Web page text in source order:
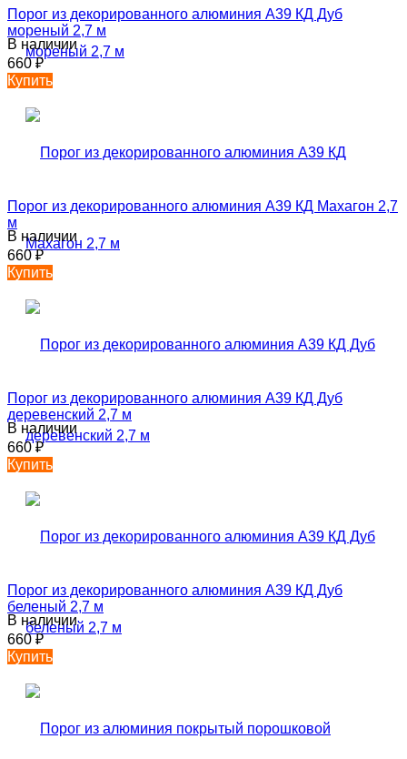
Порог из декорированного алюминия А39 КД Дуб
мореный 2,7 м
В наличии
660₽
Купить
Порог из декорированного алюминия А39 КД Махагон 2,7
м
В наличии
660₽
Купить
Порог из декорированного алюминия А39 КД Дуб
деревенский 2,7 м
В наличии
660₽
Купить
Порог из декорированного алюминия А39 КД Дуб
беленый 2,7 м
В наличии
660₽
Купить